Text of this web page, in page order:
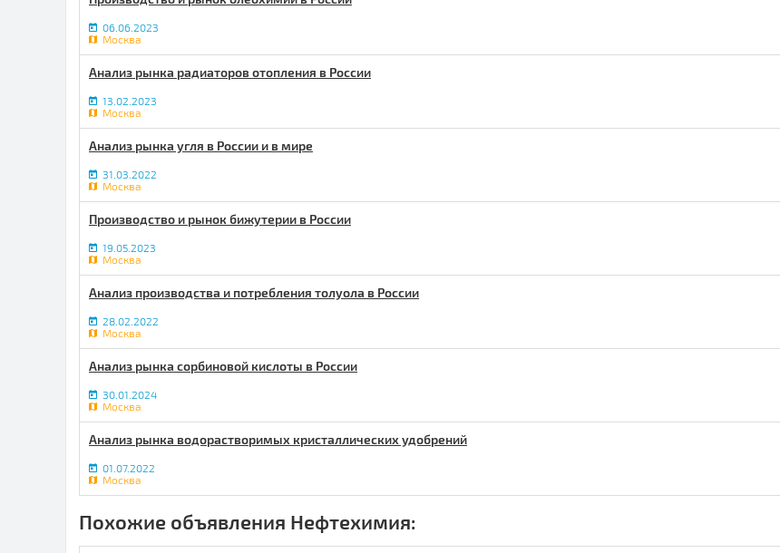
06.06.2023
Москва
Анализ рынка радиаторов отопления в России
13.02.2023
Москва
Анализ рынка угля в России и в мире
31.03.2022
Москва
Производство и рынок бижутерии в России
19.05.2023
Москва
Анализ производства и потребления толуола в России
28.02.2022
Москва
Анализ рынка сорбиновой кислоты в России
30.01.2024
Москва
Анализ рынка водорастворимых кристаллических удобрений
01.07.2022
Москва
Похожие объявления Нефтехимия: